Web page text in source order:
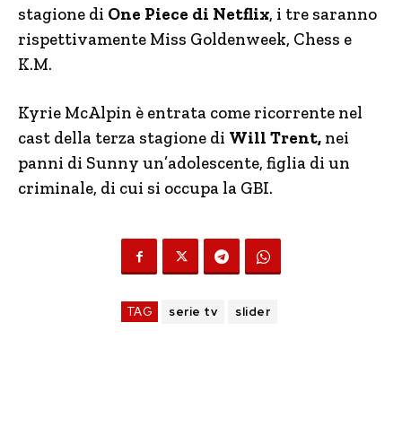
stagione di One Piece di Netflix, i tre saranno
rispettivamente Miss Goldenweek, Chess e
K.M.
Kyrie McAlpin è entrata come ricorrente nel
cast della terza stagione di Will Trent, nei
panni di Sunny un’adolescente, figlia di un
criminale, di cui si occupa la GBI.
TAG serie tv slider